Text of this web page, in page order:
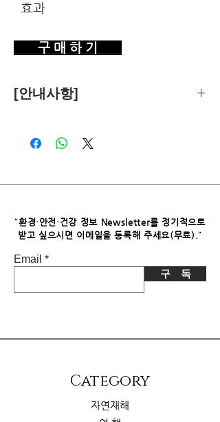
효과
구 매 하 기
[안내사항]
객관적 기준에 따라 독립적으로 수행합
파트너스로부터 소정의 수수료를 받습
없습니다.
"환경·안전·건강 정보 Newsletter를 정기적으로
받고 싶으시면​ 이메일을 등록해 주세요(무료)."
Email
구 독
​Category
자연재해